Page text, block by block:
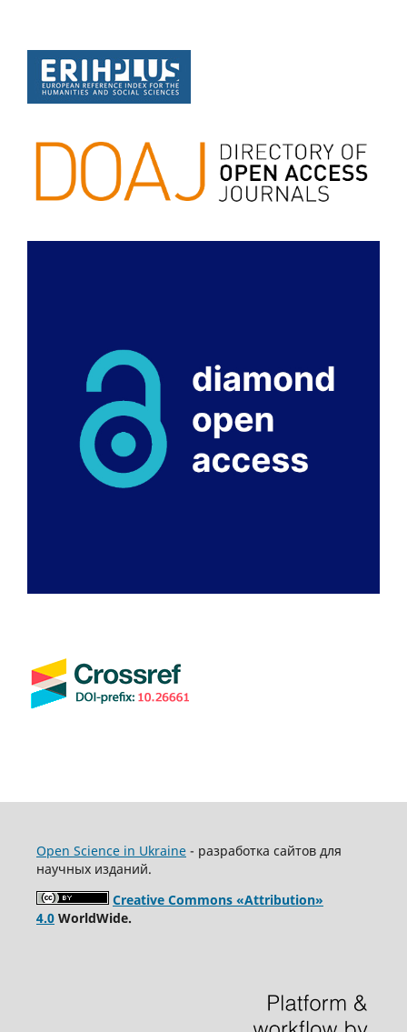
Open Science in Ukraine- разработка сайтов для
научных изданий.
Creative Commons «Attribution»
4.0WorldWide.